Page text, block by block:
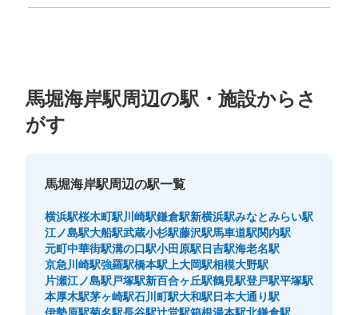
馬堀海岸駅周辺の駅・施設からさ
がす
馬堀海岸駅周辺の駅一覧
横浜駅桜木町駅川崎駅鎌倉駅新横浜駅みなとみらい駅
江ノ島駅大船駅武蔵小杉駅藤沢駅馬車道駅関内駅
元町中華街駅溝の口駅小田原駅日吉駅海老名駅
京急川崎駅強羅駅橋本駅 上大岡駅相模大野駅
片瀬江ノ島駅 戸塚駅新百合ヶ丘駅鶴見駅登戸駅平塚駅
本厚木駅茅ヶ崎駅石川町駅大和駅日本大通り駅
伊勢原駅菊名駅長谷駅辻堂駅箱根湯本駅北鎌倉駅